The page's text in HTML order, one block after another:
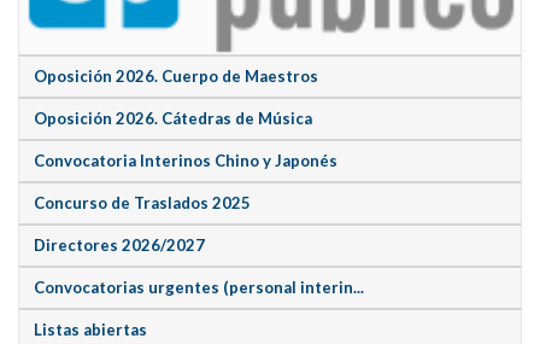
Oposición 2026. Cuerpo de Maestros
Oposición 2026. Cátedras de Música
Convocatoria Interinos Chino y Japonés
Concurso de Traslados 2025
Directores 2026/2027
Convocatorias urgentes (personal interin...
Listas abiertas